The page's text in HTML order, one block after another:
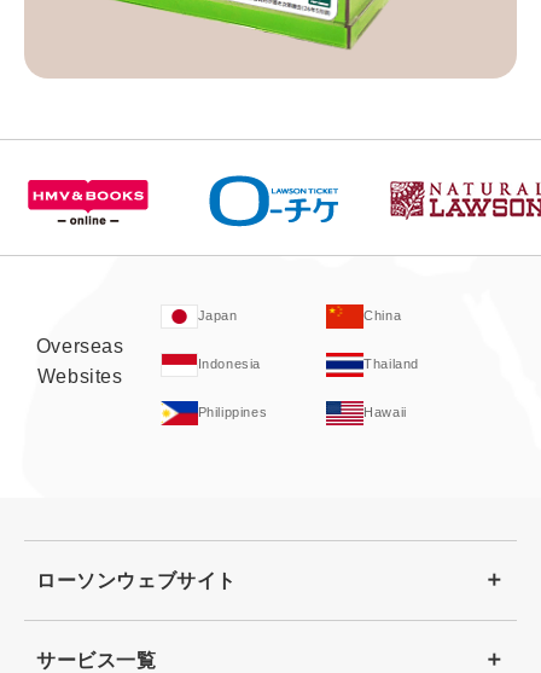
Overseas
Websites
Japan China
Indonesia Thailand
Philippines Hawaii
ローソンウェブサイト
サービス一覧